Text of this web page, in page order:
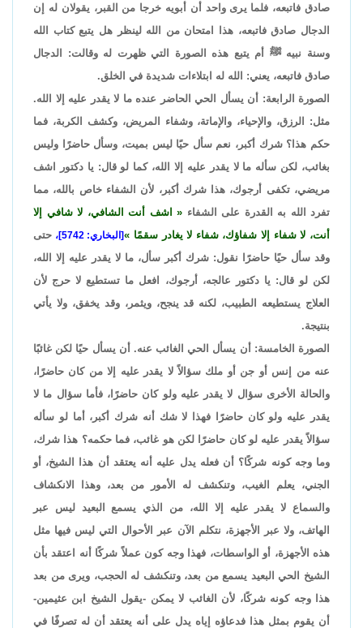
صادق فاتبعه، فلما يرى واحد أن أبويه خرجا من القبر، يقولان له إن
الدجال صادق فاتبعه، هذا امتحان من الله لينظر هل يتبع كتاب الله
وسنة نبيه ﷺ أم يتبع هذه الصورة التي ظهرت له وقالت: الدجال
صادق فاتبعه، يعني: الله له ابتلاءات شديدة في الخلق.
الصورة الرابعة: أن يسأل الحي الحاضر عنده ما لا يقدر عليه إلا الله.
مثل: الرزق، والإحياء، والإماتة، وشفاء المريض، وكشف الكربة، فما
حكم هذا؟ شرك أكبر، نعم سأل حيًا ليس بميت، وسأل حاضرًا وليس
بغائب، لكن سأله ما لا يقدر عليه إلا الله، كما لو قال: يا دكتور اشف
مريضي، تكفى أرجوك، هذا شرك أكبر، لأن الشفاء خاص بالله، مما
تفرد الله به القدرة على الشفاء
اشف أنت الشافي، لا شافي إلا
أنت، لا شفاء إلا شفاؤك، شفاء لا يغادر سقمًا
[البخاري: 5742]،
حتى
وقد سأل حيًا حاضرًا نقول: شرك أكبر سأل، ما لا يقدر عليه إلا الله،
لكن لو قال: يا دكتور عالجه، أرجوك، افعل ما تستطيع لا حرج لأن
العلاج يستطيعه الطبيب، لكنه قد ينجح، ويثمر، وقد يخفق، ولا يأتي
بنتيجة.
الصورة الخامسة: أن يسأل الحي الغائب عنه. أن يسأل حيًا لكن غائبًا
عنه من إنس أو جن أو ملك سؤالاً لا يقدر عليه إلا من كان حاضرًا،
والحالة الأخرى سؤال لا يقدر عليه ولو كان حاضرًا، فأما سؤال ما لا
يقدر عليه ولو كان حاضرًا فهذا لا شك أنه شرك أكبر، أما لو سأله
سؤالاً يقدر عليه لو كان حاضرًا لكن هو غائب، فما حكمه؟ هذا شرك،
وما وجه كونه شركًا؟ أن فعله يدل عليه أنه يعتقد أن هذا الشيخ، أو
الجني، يعلم الغيب، وتنكشف له الأمور من بعد، وهذا الانكشاف
والسماع لا يقدر عليه إلا الله، من الذي يسمع البعيد ليس عبر
الهاتف، ولا عبر الأجهزة، نتكلم الآن عبر الأحوال التي ليس فيها مثل
هذه الأجهزة، أو الواسطات، فهذا وجه كون عملاً شركًا أنه اعتقد بأن
الشيخ الحي البعيد يسمع من بعد، وتنكشف له الحجب، ويرى من بعد
هذا وجه كونه شركًا، لأن الغائب لا يمكن -يقول الشيخ ابن عثيمين-
أن يقوم بمثل هذا فدعاؤه إياه يدل على أنه يعتقد أن له تصرفًا في